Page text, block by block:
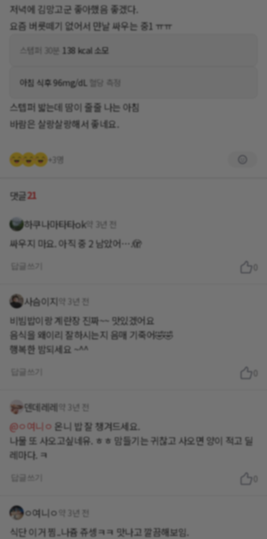
저녁에 김망고군 좋아했음 좋겠다.
요즘 버릇떼기 없어서 먄날 싸우는 중1 ㅠㅠ
스텝퍼 30분 138 kcal 소모
아침 식후 96mg/dL 혈당 측정
스텝퍼 밟는데 땀이 줄줄 나는 아침
바람은 살랑살랑해서 좋네요.
+3명
댓글21
하쿠나마타타ok약 3년 전
싸우지 마요. 아직 중 2 남았어….🫣
사슴이지 약 3년 전
비빔밥이랑 계란장 진짜~~ 맛있겠어요
음식을 왜이리 잘하시는지 음매 기죽어🤣🤣
행복한 밤되세요 ~^^
덴데레레 약 3년 전
@ㅇ여니ㅇ 온니 밥 잘 챙겨드세요.
나물 또 사오고싶네유. ㅎㅎ 맘들기는 귀찮고 사오면 양이 적고 딜
레마다. ㅋ
ㅇ여니ㅇ 약 3년 전
식단 이거 찜..나쥼 쥬셍ㅋㅋ 맛나고 깔끔해보임.